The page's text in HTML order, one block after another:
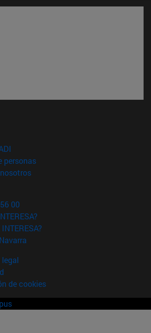
en nueva ventana)
personas(abre en nueva ventana)
(abre en nueva ventana)
00
de cookies